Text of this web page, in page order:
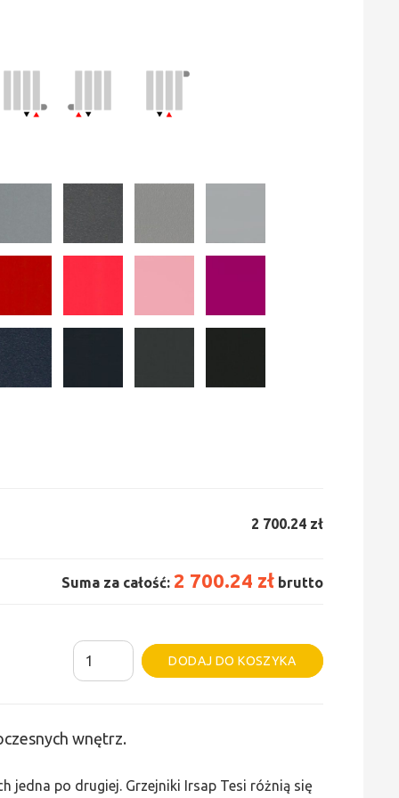
2 700.24 zł
Suma za całość: 2 700.24 zł brutto
ilość
Grzejnik
DODAJ DO KOSZYKA
Alternative:
wnętrz.
jedna po drugiej. Grzejniki Irsap Tesi różnią się